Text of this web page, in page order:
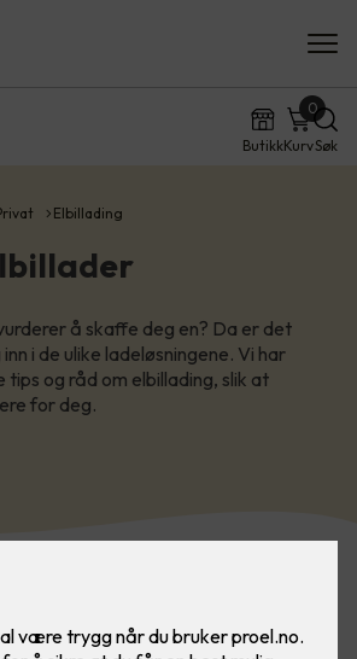
ButikkKurv
0
Søk
Elbillading
å skaffe deg en? Da er det
i de ulike ladeløsningene. Vi har
og råd om elbillading, slik at
for deg.